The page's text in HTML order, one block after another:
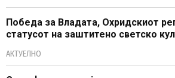
Победа за Владата, Охридскиот
статусот на заштитено светско
АКТУЕЛНО